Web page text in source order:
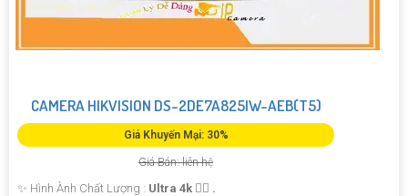
CAMERA HIKVISION DS-2DE7A825IW-AEB(T5)
Giá Khuyến Mại: 30%
Giá Bán: liên hệ
✨ Hình Ành Chất Lượng : Ultra 4k 👍🏾 .